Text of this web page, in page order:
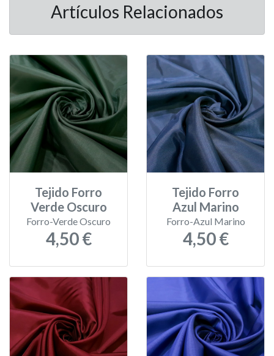
Artículos Relacionados
Tejido Forro
Verde Oscuro
Forro-Verde Oscuro
4,50 €
Tejido Forro
Azul Marino
Forro-Azul Marino
4,50 €